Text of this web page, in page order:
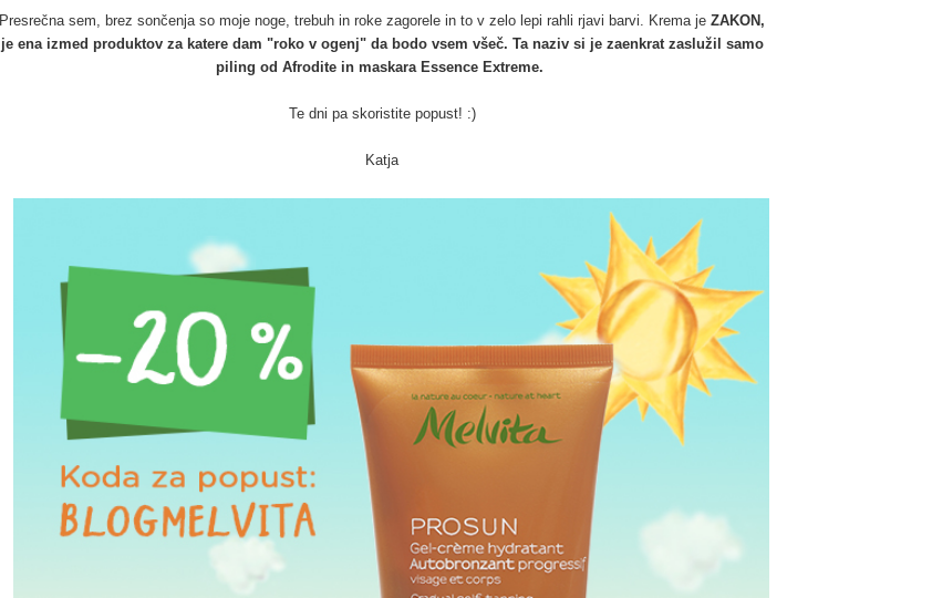
Presrečna sem, brez sončenja so moje noge, trebuh in roke zagorele in to v zelo lepi rahli rjavi barvi. Krema je ZAKON,
je ena izmed produktov za katere dam "roko v ogenj" da bodo vsem všeč. Ta naziv si je zaenkrat zaslužil samo
piling od Afrodite in maskara Essence Extreme.
Te dni pa skoristite popust! :)
Katja